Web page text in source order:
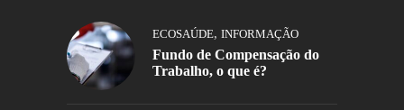
ECOSAÚDE, INFORMAÇÃO
Fundo de Compensação do
Trabalho, o que é?